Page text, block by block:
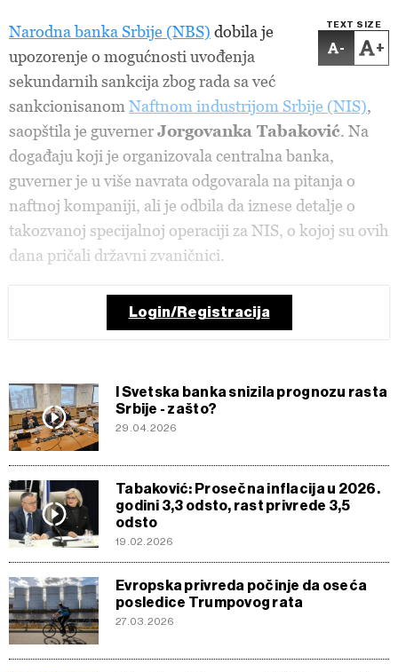
TEXT SIZE
- +
Narodna banka Srbije (NBS) dobila je
upozorenje o mogućnosti uvođenja
sekundarnih sankcija zbog rada sa već
sankcionisanom Naftnom industrijom Srbije (NIS),
saopštila je guvernerJorgovanka Tabaković. Na
događaju koji je organizovala centralna banka,
guverner je u više navrata odgovarala na pitanja o
naftnoj kompaniji, ali je odbila da iznese detalje o
takozvanoj specijalnoj operaciji za NIS, o kojoj su ovih
dana pričali državni zvaničnici.
Login/Registracija
I Svetska banka snizila prognozu rasta
Srbije - zašto?
29.04.2026
Tabaković: Prosečna inflacija u 2026.
godini 3,3 odsto, rast privrede 3,5
odsto
19.02.2026
Evropska privreda počinje da oseća
posledice Trumpovog rata
27.03.2026